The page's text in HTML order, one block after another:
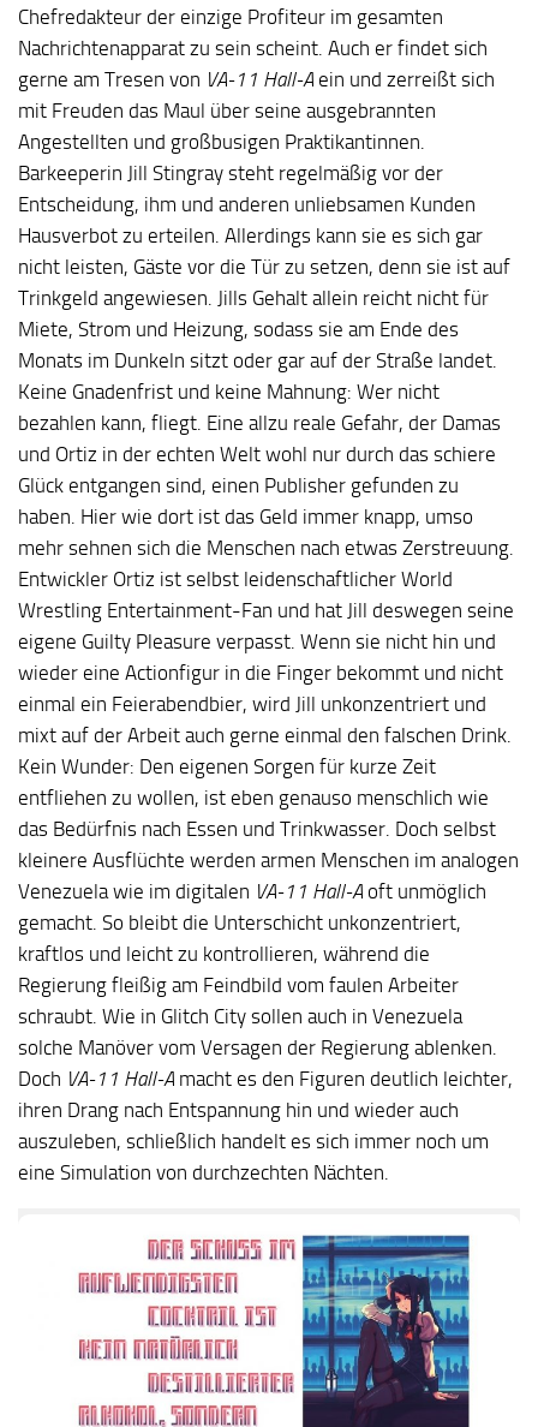
Chefredakteur der einzige Profiteur im gesamten
Nachrichtenapparat zu sein scheint. Auch er findet sich
gerne am Tresen von VA-11 Hall-A ein und zerreißt sich
mit Freuden das Maul über seine ausgebrannten
Angestellten und großbusigen Praktikantinnen.
Barkeeperin Jill Stingray steht regelmäßig vor der
Entscheidung, ihm und anderen unliebsamen Kunden
Hausverbot zu erteilen. Allerdings kann sie es sich gar
nicht leisten, Gäste vor die Tür zu setzen, denn sie ist auf
Trinkgeld angewiesen. Jills Gehalt allein reicht nicht für
Miete, Strom und Heizung, sodass sie am Ende des
Monats im Dunkeln sitzt oder gar auf der Straße landet.
Keine Gnadenfrist und keine Mahnung: Wer nicht
bezahlen kann, fliegt. Eine allzu reale Gefahr, der Damas
und Ortiz in der echten Welt wohl nur durch das schiere
Glück entgangen sind, einen Publisher gefunden zu
haben. Hier wie dort ist das Geld immer knapp, umso
mehr sehnen sich die Menschen nach etwas Zerstreuung.
Entwickler Ortiz ist selbst leidenschaftlicher World
Wrestling Entertainment-Fan und hat Jill deswegen seine
eigene Guilty Pleasure verpasst. Wenn sie nicht hin und
wieder eine Actionfigur in die Finger bekommt und nicht
einmal ein Feierabendbier, wird Jill unkonzentriert und
mixt auf der Arbeit auch gerne einmal den falschen Drink.
Kein Wunder: Den eigenen Sorgen für kurze Zeit
entfliehen zu wollen, ist eben genauso menschlich wie
das Bedürfnis nach Essen und Trinkwasser. Doch selbst
kleinere Ausflüchte werden armen Menschen im analogen
Venezuela wie im digitalen VA-11 Hall-A oft unmöglich
gemacht. So bleibt die Unterschicht unkonzentriert,
kraftlos und leicht zu kontrollieren, während die
Regierung fleißig am Feindbild vom faulen Arbeiter
schraubt. Wie in Glitch City sollen auch in Venezuela
solche Manöver vom Versagen der Regierung ablenken.
Doch VA-11 Hall-A macht es den Figuren deutlich leichter,
ihren Drang nach Entspannung hin und wieder auch
auszuleben, schließlich handelt es sich immer noch um
eine Simulation von durchzechten Nächten.